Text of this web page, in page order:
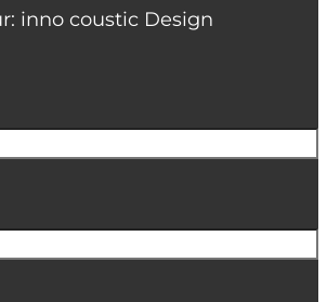
inno coustic Design